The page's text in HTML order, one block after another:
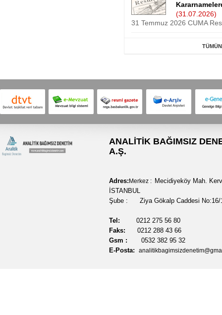
(31.07.2026)
31 Temmuz 2026 CUMA
ANALİTİK BAĞIMSIZ
A.Ş.
Adres:Merkez : Mecidiyeköy Mah.
İSTANBUL
Şube : Ziya Gökalp Caddesi No:16/
Tel:
0212 275 56 80
Faks:
0212 288 43 66
Gsm :
0532 382 95 32
E-Posta: